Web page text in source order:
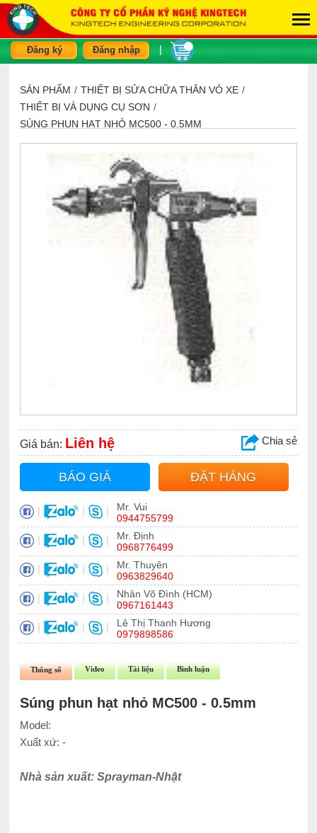
Đăng ký Đăng nhập
SẢN PHẨM / THIẾT BỊ SỬA CHỮA THÂN VỎ XE /
THIẾT BỊ VÀ DỤNG CỤ SƠN /
SÚNG PHUN HẠT NHỎ MC500 - 0.5MM
Giá bán: Liên hệ Chia sẻ
BÁO GIÁ ĐẶT HÀNG
| | |
Mr. Vui
0944755799
| | |
Mr. Định
0968776499
| | |
Mr. Thuyên
0963829640
| | |
Nhân Võ Đình (HCM)
0967161443
| | |
Lê Thị Thanh Hương
0979898586
Thông số Video Tài liệu Bình luận
Súng phun hạt nhỏ MC500 - 0.5mm
Model:
Xuất xứ: -
Nhà sản xuất: Sprayman-Nhật